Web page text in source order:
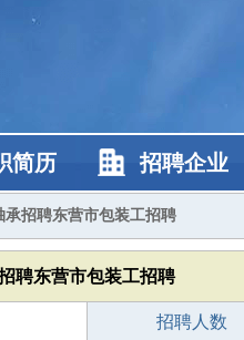
简历 招聘企业
承招聘东营市包装工招聘
聘东营市包装工招聘
招聘人数